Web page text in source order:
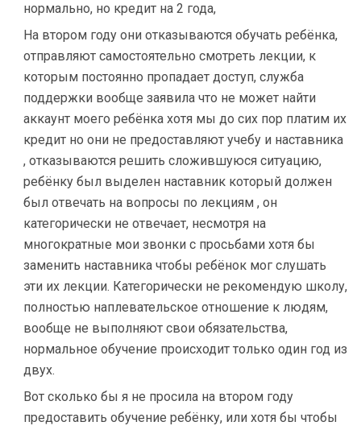
нормально, но кредит на 2 года,
На втором году они отказываются обучать ребёнка,
отправляют самостоятельно смотреть лекции, к
которым постоянно пропадает доступ, служба
поддержки вообще заявила что не может найти
аккаунт моего ребёнка хотя мы до сих пор платим их
кредит но они не предоставляют учебу и наставника
, отказываются решить сложившуюся ситуацию,
ребёнку был выделен наставник который должен
был отвечать на вопросы по лекциям , он
категорически не отвечает, несмотря на
многократные мои звонки с просьбами хотя бы
заменить наставника чтобы ребёнок мог слушать
эти их лекции. Категорически не рекомендую школу,
полностью наплевательское отношение к людям,
вообще не выполняют свои обязательства,
нормальное обучение происходит только один год из
двух.
Вот сколько бы я не просила на втором году
предоставить обучение ребёнку, или хотя бы чтобы